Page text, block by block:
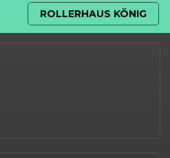
ROLLERHAUS KÖNIG